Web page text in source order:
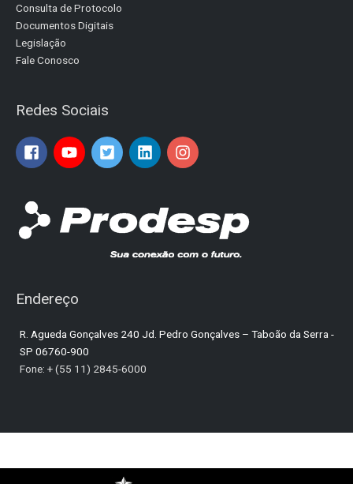
Consulta de Protocolo
Documentos Digitais
Legislação
Fale Conosco
Redes Sociais
Endereço
R. Agueda Gonçalves 240 Jd. Pedro Gonçalves – Taboão da Serra -
SP 06760-900
Fone: + (55 11) 2845-6000